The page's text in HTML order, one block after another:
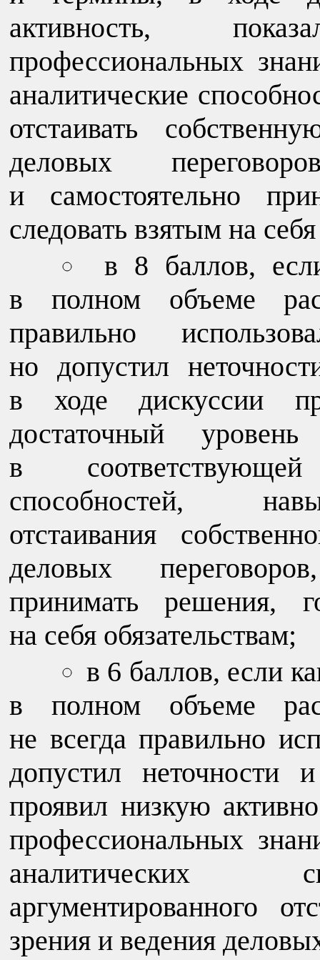
активность,
профессиональных
аналитические
отстаивать
деловых
и самостоятельно
следовать взятым на
в 8 баллов,
в полном объеме
правильно
но допустил
в ходе дискуссии
достаточный
в
способностей,
отстаивания
деловых
принимать решения,
на себя обязательствам;
в 6 баллов, если
в полном объеме
не всегда правильно
допустил неточности
проявил низкую
профессиональных
аналитических
аргументированного
зрения и ведения